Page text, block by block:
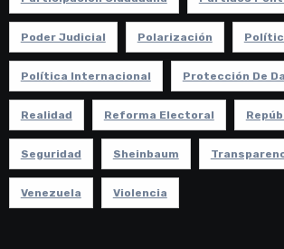
Poder Judicial Polarización
Política Internacional Protección De
Realidad Reforma Electoral
Seguridad Sheinbaum
Venezuela Violencia